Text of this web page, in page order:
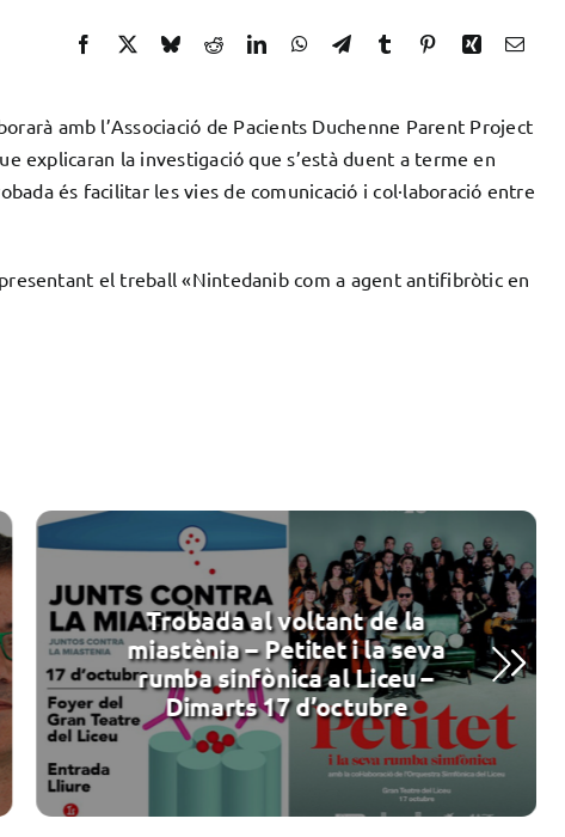
amb l’Associació de Pacients Duchenne Parent Project
explicaran la investigació que s’està duent a terme en
és facilitar les vies de comunicació i col·laboració entre
el treball «Nintedanib com a agent antifibròtic en
Trobada al voltant de la
miastènia – Petitet i la seva
rumba sinfònica al Liceu –
Dimarts 17 d’octubre